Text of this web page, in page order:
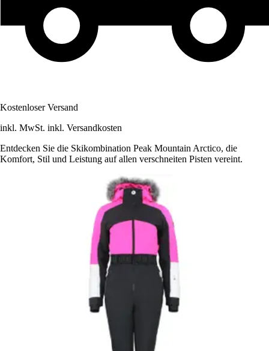
Kostenloser Versand
inkl. MwSt. inkl. Versandkosten
Entdecken Sie die Skikombination Peak Mountain Arctico, die
Komfort, Stil und Leistung auf allen verschneiten Pisten vereint.